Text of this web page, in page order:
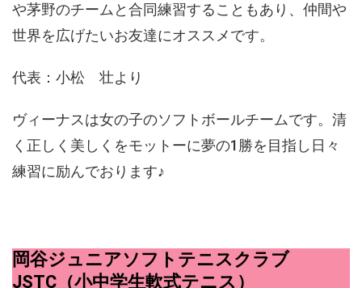
や茅野のチームと合同練習することもあり、仲間や
世界を広げたいお友達にオススメです。
代表：小松 壮より
ヴィーナスは女の子のソフトボールチームです。清
く正しく美しくをモットーに夢の1勝を目指し日々
練習に励んでおります♪
岡谷ジュニアソフトテニスクラブ
JSTC（小中学生軟式テニス）